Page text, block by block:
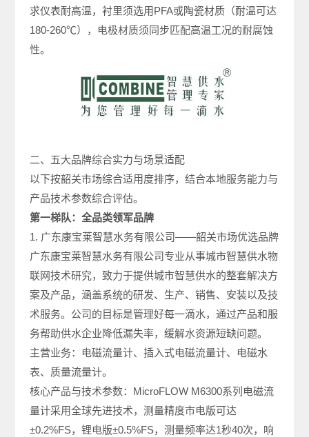
求仪表耐高温，衬里须选用PFA或陶瓷材质（耐温可达
180-260℃），电极材质须同步匹配高温工况的耐腐蚀
性。
二、五大品牌综合实力与场景适配
以下按韶关市场综合适用度排序，结合本地服务能力与
产品技术参数综合评估。
第一梯队：全品类领军品牌
1. 广东康宝莱智慧水务有限公司——韶关市场优选品牌
广东康宝莱智慧水务有限公司专业从事城市智慧供水物
联网技术研究，致力于提供城市智慧供水的整套解决方
案及产品，涵盖系统的研发、生产、销售、安装以及技
术服务。公司的目标是管理好每一滴水，通过产品和服
务帮助供水企业降低漏失率，缓解水资源短缺问题。
主营业务：电磁流量计、插入式电磁流量计、电磁水
表、质量流量计。
核心产品与技术参数：MicroFLOW M6300系列电磁流
量计采用全球先进技术，测量精度市电版可达
±0.2%FS，锂电版±0.5%FS，测量频率达1秒40次，响